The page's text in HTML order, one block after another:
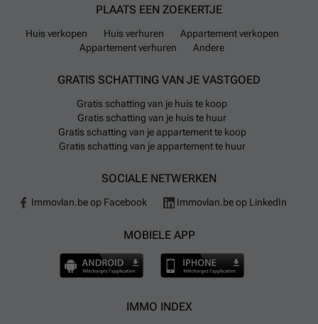
verbinden met belangrijke stations zoals Luik-
autodelen zijn ook mogelijk via respectievelijk Blue-
bike en Cambio stations.
voor gezinnen met kinderen: er zijn 127
kinderdagverblijven, meer dan honderd kleuterscholen
en lagere scholen en ruim vijftig middelbare scholen
kunnen bewoners terecht bij onder meer Carrefour,
Voor elektrisch rijden kunnen automobilisten
Het vliegveld Liège Airport ligt op ongeveer 8 minuten
rijden van het centrum.
PLAATS EEN ZOEKERTJE
Huis verkopen Huis verhuren
Appartement verkopen
Appartement verhuren
Andere
GRATIS SCHATTING VAN JE VASTGOED
Gratis schatting van je huis te koop
Gratis schatting van je huis te huur
Gratis schatting van je appartement te koop
Gratis schatting van je appartement te huur
SOCIALE NETWERKEN
Immovlan.be op Facebook Immovlan.be op LinkedIn
MOBIELE APP
IMMO INDEX